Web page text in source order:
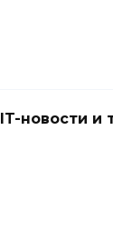
IT-новости и